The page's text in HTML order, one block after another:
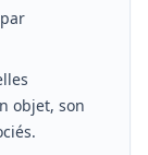
objet, son